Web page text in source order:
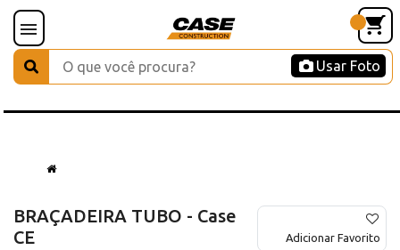
Usar Foto
BRAÇADEIRA TUBO - Case
CE
Adicionar Favorito